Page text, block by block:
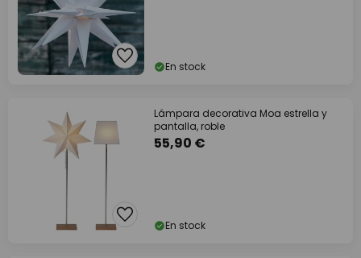
En stock
Lámpara decorativa Moa estrella y
pantalla, roble
55,90 €
En stock